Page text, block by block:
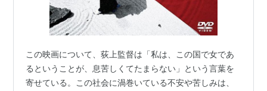
この映画について、荻上監督は「私は、この国で女であ
るということが、息苦しくてたまらない」という言葉を
寄せている。この社会に渦巻いている不安や苦しみは、